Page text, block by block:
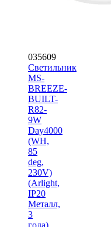
035609
Светильник
MS-
BREEZE-
BUILT-
R82-
9W
Day4000
(WH,
85
deg,
230V)
(Arlight,
IP20
Металл,
3
года)